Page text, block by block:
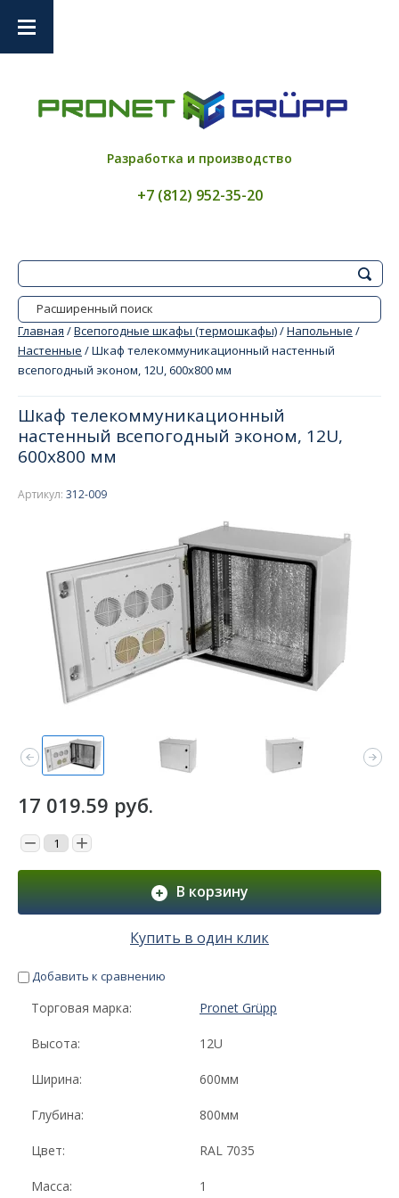
Разработка и производство
+7 (812) 952-35-20
Расширенный поиск
Главная /Всепогодные шкафы (термошкафы)/Напольные /
Настенные / Шкаф телекоммуникационный настенный
всепогодный эконом, 12U, 600x800 мм
Шкаф телекоммуникационный
настенный всепогодный эконом, 12U,
600x800 мм
Артикул: 312-009
17 019.59 руб.
− +
В корзину
Купить в один клик
Добавить к сравнению
Торговая марка: Pronet Grüpp
Высота: 12U
Ширина: 600мм
Глубина: 800мм
Цвет: RAL 7035
Масса: 1